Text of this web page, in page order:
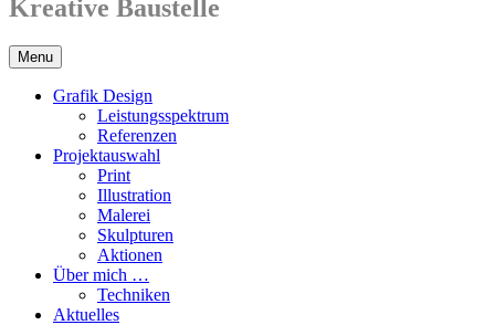
Kreative Baustelle
Menu
Grafik Design
Leistungsspektrum
Referenzen
Projektauswahl
Print
Illustration
Malerei
Skulpturen
Aktionen
Über mich …
Techniken
Aktuelles